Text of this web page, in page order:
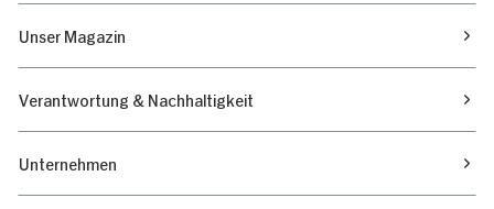
Unser Magazin
Verantwortung & Nachhaltigkeit
Unternehmen